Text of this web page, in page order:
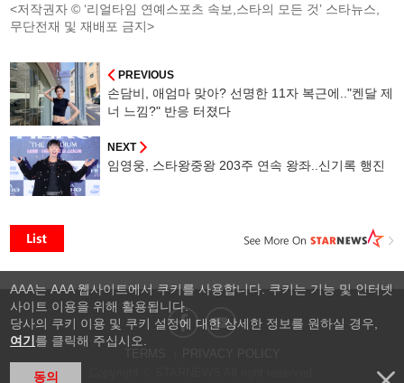
<저작권자 © ‘리얼타임 연예스포츠 속보,스타의 모든 것’ 스타뉴스,
무단전재 및 재배포 금지>
PREVIOUS
손담비, 애엄마 맞아? 선명한 11자 복근에.."켄달 제
너 느낌?" 반응 터졌다
NEXT
임영웅, 스타왕중왕 203주 연속 왕좌..신기록 행진
AAA는 AAA 웹사이트에서 쿠키를 사용합니다. 쿠키는 기능 및 인터넷
사이트 이용을 위해 활용됩니다.
당사의 쿠키 이용 및 쿠키 설정에 대한 상세한 정보를 원하실 경우,
여기 를 클릭해 주십시오.
동의